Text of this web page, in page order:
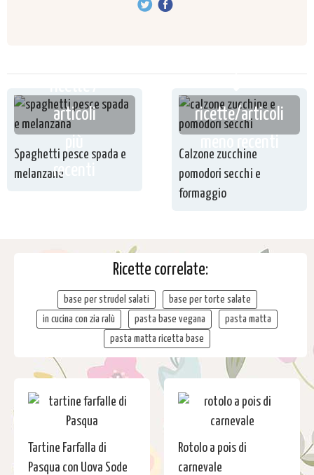
articoli
recenti
Spaghetti pesce spada e
melanzane
ricette/articoli
Calzone zucchine
pomodori secchi e
formaggio
Ricette correlate:
base per strudel salati
base per torte salate
in cucina con zia ralù
pasta base vegana
pasta matta
pasta matta ricetta base
Tartine Farfalla di
Pasqua con Uova Sode
Rotolo a pois di
carnevale